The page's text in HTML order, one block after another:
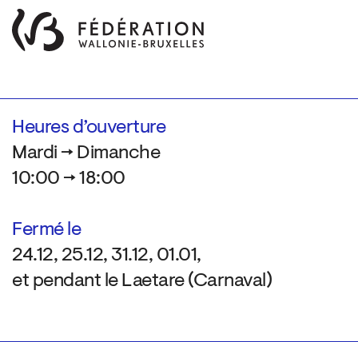
Heures d’ouverture
Mardi → Dimanche
10:00 → 18:00
Fermé le
24.12, 25.12, 31.12, 01.01,
et pendant le Laetare (Carnaval)